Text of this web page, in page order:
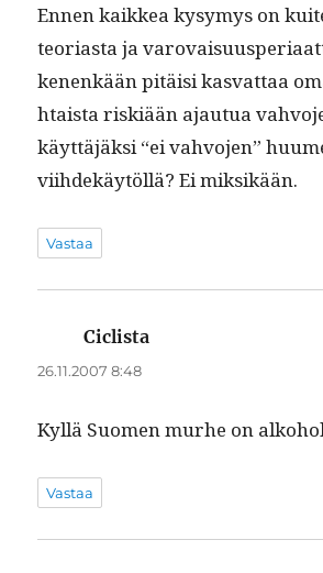
Ennen kaikkea kysymys on
teo­ri­as­ta ja
kenenkään pitäisi kas­vat­taa
htaista riskiään ajau­tua
käyt­täjäk­si “ei vahvo­jen”
viihdekäytöl­lä? Ei miksikään.
Vastaa
Ciclista
26.11.2007 8:48
Kyl­lä Suomen murhe on
Vastaa